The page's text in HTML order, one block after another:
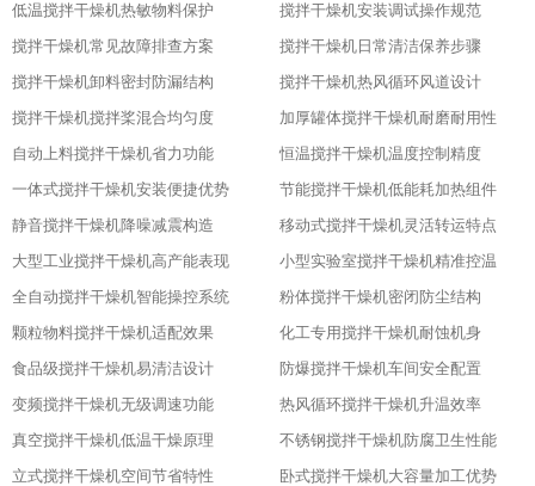
低温搅拌干燥机热敏物料保护
搅拌干燥机安装调试操作规范
搅拌干燥机常见故障排查方案
搅拌干燥机日常清洁保养步骤
搅拌干燥机卸料密封防漏结构
搅拌干燥机热风循环风道设计
搅拌干燥机搅拌桨混合均匀度
加厚罐体搅拌干燥机耐磨耐用性
自动上料搅拌干燥机省力功能
恒温搅拌干燥机温度控制精度
一体式搅拌干燥机安装便捷优势
节能搅拌干燥机低能耗加热组件
静音搅拌干燥机降噪减震构造
移动式搅拌干燥机灵活转运特点
大型工业搅拌干燥机高产能表现
小型实验室搅拌干燥机精准控温
全自动搅拌干燥机智能操控系统
粉体搅拌干燥机密闭防尘结构
颗粒物料搅拌干燥机适配效果
化工专用搅拌干燥机耐蚀机身
食品级搅拌干燥机易清洁设计
防爆搅拌干燥机车间安全配置
变频搅拌干燥机无级调速功能
热风循环搅拌干燥机升温效率
真空搅拌干燥机低温干燥原理
不锈钢搅拌干燥机防腐卫生性能
立式搅拌干燥机空间节省特性
卧式搅拌干燥机大容量加工优势